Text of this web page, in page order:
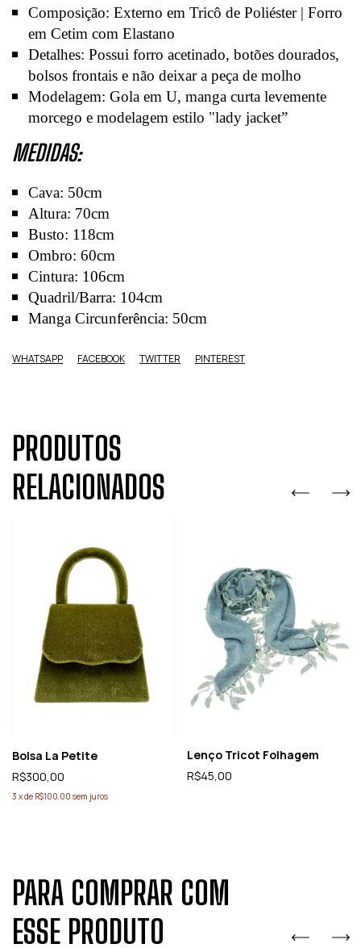
Composição: Externo em Tricô de Poliéster | Forro
em Cetim com Elastano
Detalhes: Possui forro acetinado, botões dourados,
bolsos frontais e não deixar a peça de molho
Modelagem: Gola em U, manga curta levemente
morcego e modelagem estilo "lady jacket”
MEDIDAS:
Cava: 50cm
Altura: 70cm
Busto: 118cm
Ombro: 60cm
Cintura: 106cm
Quadril/Barra: 104cm
Manga Circunferência: 50cm
WHATSAPP FACEBOOK TWITTER PINTEREST
PRODUTOS
RELACIONADOS
Bolsa La Petite
R$300,00
3 xde R$100,00 sem juros
Lenço Tricot Folhagem
R$45,00
PARA COMPRAR COM
ESSE PRODUTO